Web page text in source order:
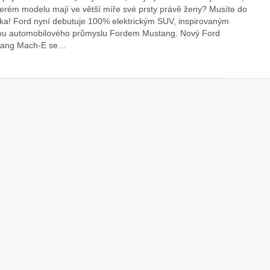
modelu mají ve větší míře své prsty právě ženy? Musíte do
Ford nyní debutuje 100% elektrickým SUV, inspirovaným
automobilového průmyslu Fordem Mustang. Nový Ford
Mach-E se…
správného poutání
autosedačky
Zabavte děti na cestách